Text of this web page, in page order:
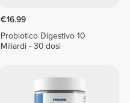
€16.99
Probiotico Digestivo 10
Miliardi - 30 dosi